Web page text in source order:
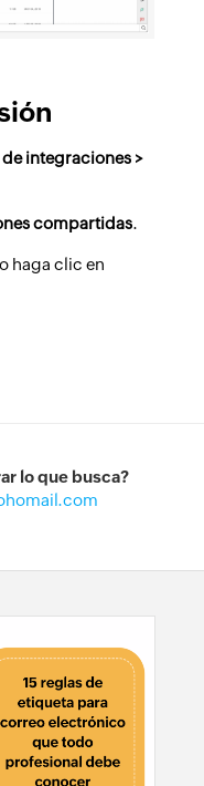
integraciones >
compartidas.
haga clic en
lo que busca?